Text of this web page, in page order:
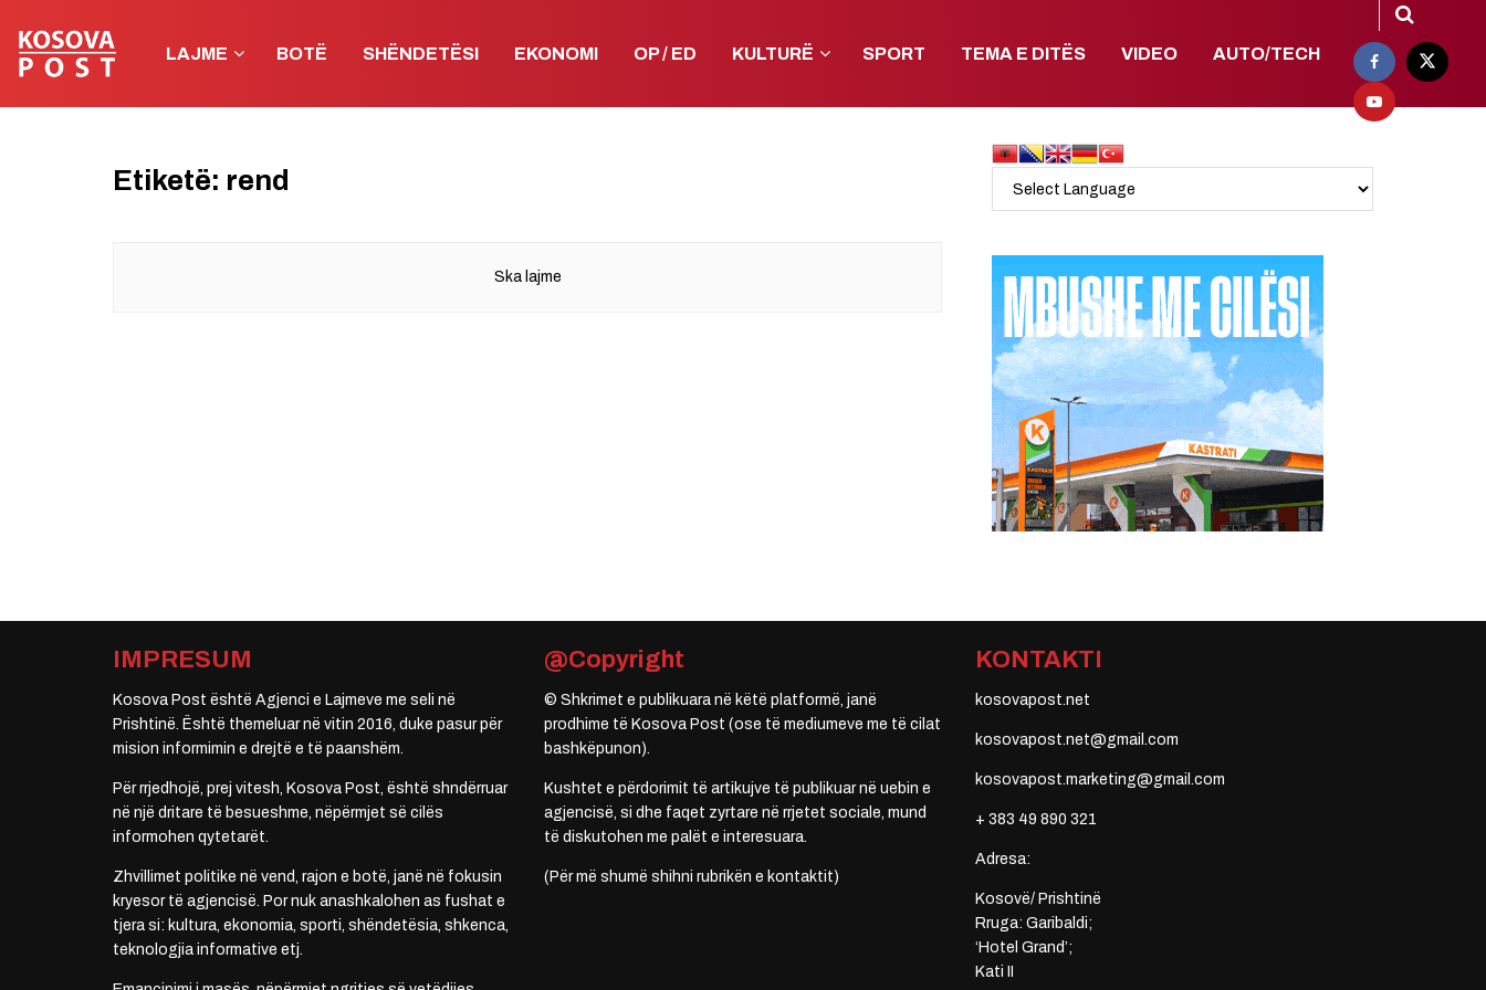
LAJME BOTË SHËNDETËSI EKONOMI OP / ED KULTURË SPORT TEMA E DITËS VIDEO AUTO/TECH
Etiketë: rend
Ska lajme
IMPRESUM
Kosova Post është Agjenci e Lajmeve me seli në
Prishtinë. Është themeluar në vitin 2016, duke pasur për
mision informimin e drejtë e të paanshëm.
Për rrjedhojë, prej vitesh, Kosova Post, është shndërruar
në një dritare të besueshme, nëpërmjet së cilës
informohen qytetarët.
Zhvillimet politike në vend, rajon e botë, janë në fokusin
kryesor të agjencisë. Por nuk anashkalohen as fushat e
tjera si: kultura, ekonomia, sporti, shëndetësia, shkenca,
teknologjia informative etj.
@Copyright
© Shkrimet e publikuara në këtë platformë, janë
prodhime të Kosova Post (ose të mediumeve me të cilat
bashkëpunon).
Kushtet e përdorimit të artikujve të publikuar në uebin e
agjencisë, si dhe faqet zyrtare në rrjetet sociale, mund
të diskutohen me palët e interesuara.
(Për më shumë shihni rubrikën e kontaktit)
KONTAKTI
kosovapost.net
kosovapost.net@gmail.com
kosovapost.marketing@gmail.com
+ 383 49 890 321
Adresa:
Kosovë/ Prishtinë
Rruga: Garibaldi;
‘Hotel Grand’;
Kati II